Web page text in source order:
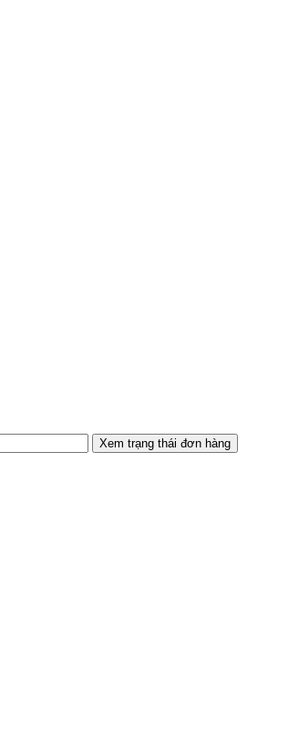
Xem trạng thái đơn hàng